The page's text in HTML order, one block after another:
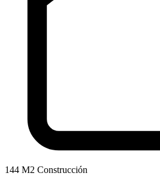
144 M2 Construcción